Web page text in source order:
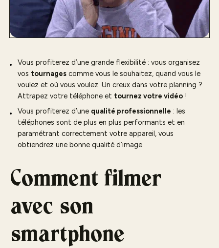
Vous profiterez d’une grande flexibilité : vous organisez
vos tournages comme vous le souhaitez, quand vous le
voulez et où vous voulez. Un creux dans votre planning ?
Attrapez votre téléphone et tournez votre vidéo !
Vous profiterez d’une qualité professionnelle : les
téléphones sont de plus en plus performants et en
paramétrant correctement votre appareil, vous
obtiendrez une bonne qualité d’image.
Comment filmer
avec son
smartphone